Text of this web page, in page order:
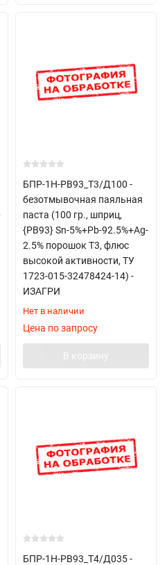
БПР-1Н-РВ93_Т3/Д100 -
безотмывочная паяльная
паста (100 гр., шприц,
{РВ93} Sn-5%+Pb-92.5%+Ag-
2.5% порошок Т3, флюс
высокой активности, ТУ
1723-015-32478424-14) -
ИЗАГРИ
Нет в наличии
Цена по запросу
В корзину
БПР-1Н-РВ93_Т4/Д035 -